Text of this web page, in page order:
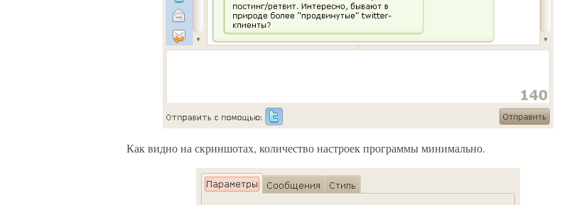
Как видно на скриншотах, количество настроек программы минимально.